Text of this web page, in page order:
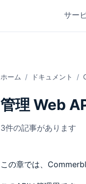
サー
ホーム ドキュメント
管理 Web
3件の記事があります
この章では、